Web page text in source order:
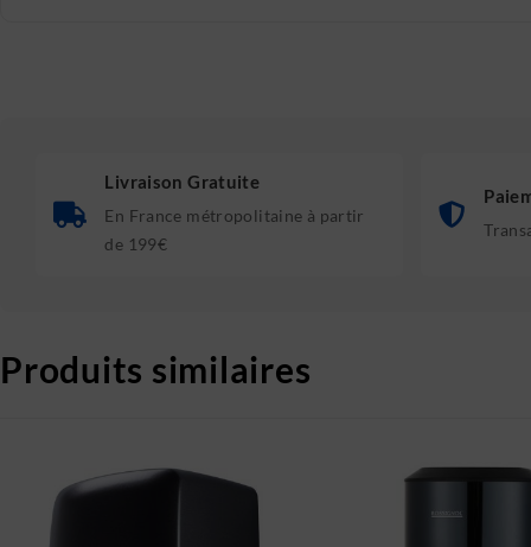
Livraison Gratuite
En France métropolitaine à partir
de 199€
Produits similaires